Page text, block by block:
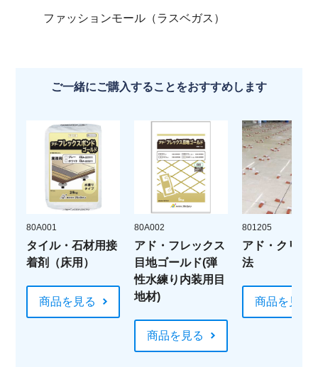
ファッションモール（ラスベガス）
ご一緒にご購入することをおすすめします
80A001
タイル・石材用接
着剤（床用）
商品を見る
80A002
アド・フレックス
目地ゴールド(弾
性水練り内装用目
地材)
商品を見る
801205
アド・クリッ
法
商品を見る